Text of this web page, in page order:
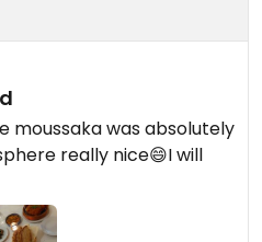
moussaka was absolutely
really nice😄I will